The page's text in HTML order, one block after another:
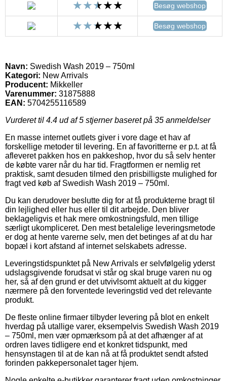
Besøg webshop
Besøg webshop
Navn: Swedish Wash 2019 – 750ml
Kategori: New Arrivals
Producent: Mikkeller
Varenummer: 31875888
EAN: 5704255116589
Vurderet til 4.4 ud af 5 stjerner baseret på 35 anmeldelser
En masse internet outlets giver i vore dage et hav af
forskellige metoder til levering. En af favoritterne er p.t. at få
afleveret pakken hos en pakkeshop, hvor du så selv henter
de købte varer når du har tid. Fragtformen er nemlig ret
praktisk, samt desuden tilmed den prisbilligste mulighed for
fragt ved køb af Swedish Wash 2019 – 750ml.
Du kan derudover beslutte dig for at få produkterne bragt til
din lejlighed eller hus eller til dit arbejde. Den bliver
beklageligvis et hak mere omkostningsfuld, men tillige
særligt ukompliceret. Den mest betalelige leveringsmetode
er dog at hente varerne selv, men det betinges af at du har
bopæl i kort afstand af internet selskabets adresse.
Leveringstidspunktet på New Arrivals er selvfølgelig yderst
udslagsgivende forudsat vi står og skal bruge varen nu og
her, så af den grund er det utvivlsomt aktuelt at du kigger
nærmere på den forventede leveringstid ved det relevante
produkt.
De fleste online firmaer tilbyder levering på blot en enkelt
hverdag på utallige varer, eksempelvis Swedish Wash 2019
– 750ml, men vær opmærksom på at det afhænger af at
ordren laves tidligere end et konkret tidspunkt, med
hensynstagen til at de kan nå at få produktet sendt afsted
forinden pakkepersonalet tager hjem.